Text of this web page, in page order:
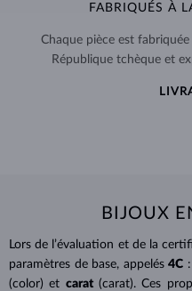
FABRIQUÉS À
Chaque pièce est
République tchèque et
BIJOUX
Lors de l’évaluation et de la
paramètres de base, appelés 4C :
(color) et carat (carat). Ces